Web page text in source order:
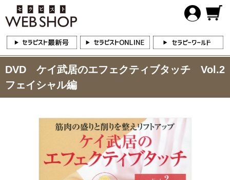
DVD ケイ武居のエフェクティブタッチ Vol.2
フェイシャル編